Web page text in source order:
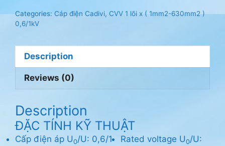
120mm2,
quantity
Categories: Cáp điện Cadivi, CVV 1 lõi x ( 1mm2-630mm2 )
0,6/1kV
Description
Reviews (0)
Description
ĐẶC TÍNH KỸ THUẬT
Cấp điện áp U0/U: 0,6/1
Rated voltage U0/U: